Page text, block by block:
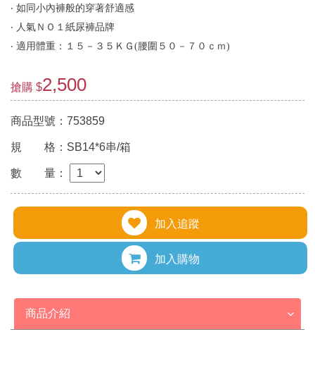
‧ 如同小內褲般的穿著舒適感
‧ 人氣ＮＯ１紙尿褲品牌
‧ 適用體重：１５－３５ＫＧ(腰圍５０－７０ｃｍ)
搶購 $2,500
商品型號：753859
規 格：SB14*6串/箱
數 量：
加入追蹤
加入購物
商品介紹